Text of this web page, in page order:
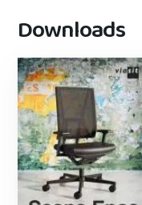
Downloads